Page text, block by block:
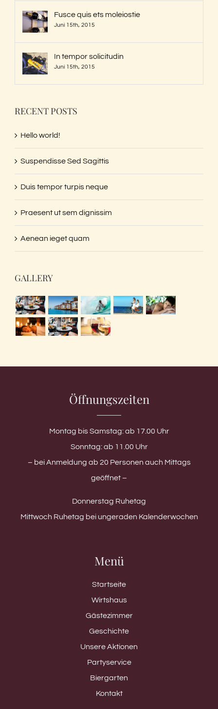
Fusce quis ets moleiostie
Juni 15th, 2015
In tempor solicitudin
Juni 15th, 2015
RECENT POSTS
Hello world!
Suspendisse Sed Sagittis
Duis tempor turpis neque
Praesent ut sem dignissim
Aenean ieget quam
GALLERY
Öffnungszeiten
Montag bis Samstag: ab 17.00 Uhr
Sonntag: ab 11.00 Uhr
– bei Anmeldung ab 20 Personen auch Mittags
geöffnet –
Donnerstag Ruhetag
Mittwoch Ruhetag bei ungeraden Kalenderwochen
Menü
Startseite
Wirtshaus
Gästezimmer
Geschichte
Unsere Aktionen
Partyservice
Biergarten
Kontakt